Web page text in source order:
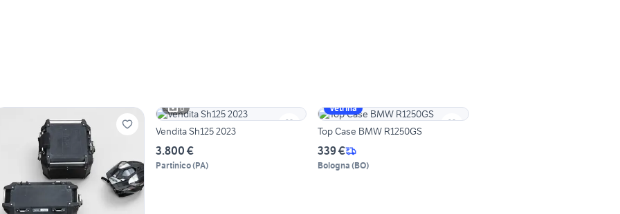
6
Vendita Sh125 2023
3.800 €
Partinico(PA)
Vetrina
Top Case BMW R1250GS
339 €
Bologna (BO)